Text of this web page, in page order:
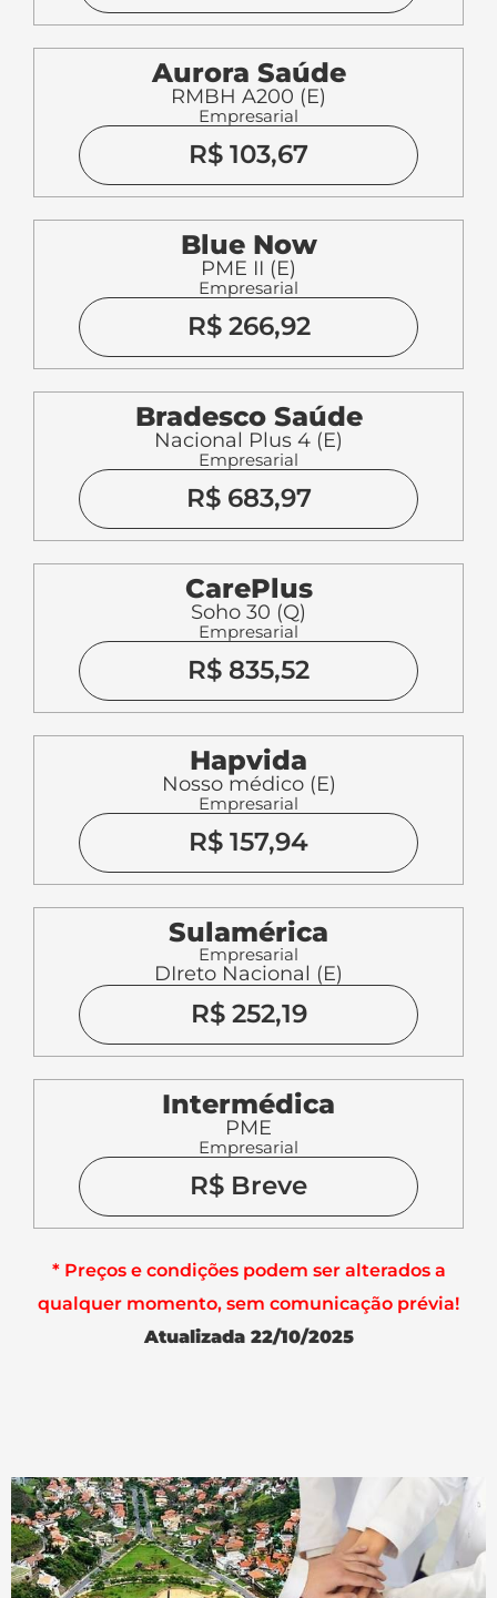
Aurora Saúde
RMBH A200 (E)
Empresarial
R$ 103,67
Blue Now
PME II (E)
Empresarial
R$ 266,92
Bradesco Saúde
Nacional Plus 4 (E)
Empresarial
R$ 683,97
CarePlus
Soho 30 (Q)
Empresarial
R$ 835,52
Hapvida
Nosso médico (E)
Empresarial
R$ 157,94
Sulamérica
Empresarial
DIreto Nacional (E)
R$ 252,19
Intermédica
PME
Empresarial
R$ Breve
* Preços e condições podem ser alterados a
qualquer momento, sem comunicação prévia!
Atualizada 22/10/2025